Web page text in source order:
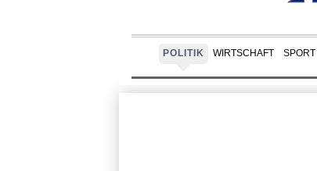
POLITIK WIRTSCHAFT SPORT